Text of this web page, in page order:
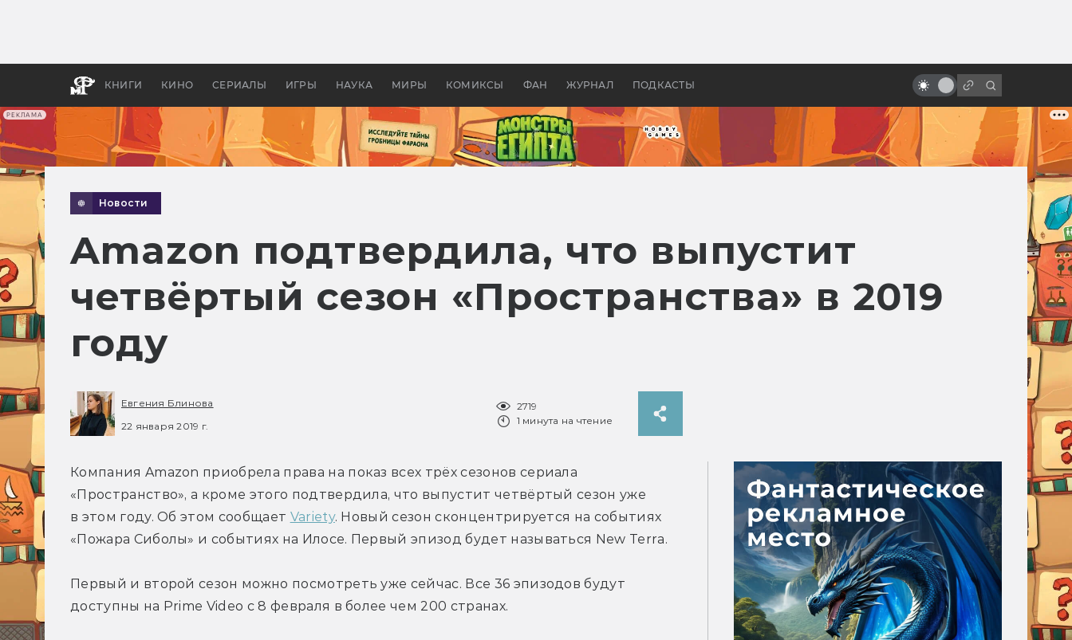
РЕКЛАМА
КНИГИ КИНО СЕРИАЛЫ ИГРЫ НАУКА МИРЫ КОМИКСЫ ФАН ЖУРНАЛ ПОДКАСТЫ
апокалипсис, в России —
бы «Властелина колец»
худшего к лучшему
Новости
Amazon подтвердила, что выпустит
четвёртый сезон «Пространства» в 2019
году
Евгения Блинова
22 января 2019 г.
2719
1 минута на чтение
Компания Amazon приобрела права на показ всех трёх сезонов сериала
«Пространство», а кроме этого подтвердила, что выпустит четвёртый сезон уже
в этом году. Об этом сообщает Variety. Новый сезон сконцентрируется на событиях
«Пожара Сиболы» и событиях на Илосе. Первый эпизод будет называться New Terra.
Первый и второй сезон можно посмотреть уже сейчас. Все 36 эпизодов будут
доступны на Prime Video с 8 февраля в более чем 200 странах.